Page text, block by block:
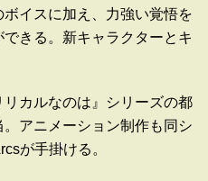
イスに加え、力強い覚悟を
きる。新キャラクターとキ
カルなのは』シリーズの都
アニメーション制作も同シ
が手掛ける。